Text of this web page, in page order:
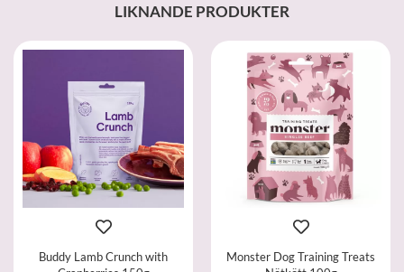
LIKNANDE PRODUKTER
Buddy Lamb Crunch with
Monster Dog Training Treats